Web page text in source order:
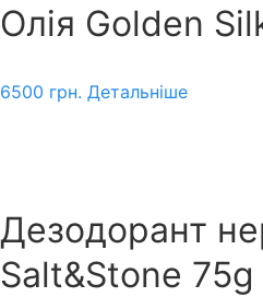
Олія Golden
6500 грн. Детальніше
Дезодорант
Salt&Stone 75g